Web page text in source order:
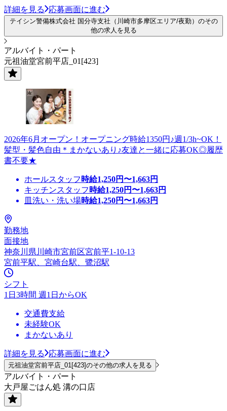
詳細を見る 応募画面に進む
テイシン警備株式会社 国分寺支社（川崎市多摩区エリア/夜勤）のその
他の求人を見る
アルバイト・パート
元祖油堂宮前平店_01[423]
2026年6月オープン！オープニング時給1350円♪週1/3h~OK！
髪型・髪色自由＊まかないあり♪友達と一緒に応募OK◎履歴
書不要★
ホールスタッフ 時給1,250円〜1,663円
キッチンスタッフ 時給1,250円〜1,663円
皿洗い・洗い場時給1,250円〜1,663円
勤務地
面接地
神奈川県川崎市宮前区宮前平1-10-13
宮前平駅、宮崎台駅、鷺沼駅
シフト
1日3時間 週1日からOK
交通費支給
未経験OK
まかないあり
詳細を見る 応募画面に進む
元祖油堂宮前平店_01[423]のその他の求人を見る
アルバイト・パート
大戸屋ごはん処 溝の口店